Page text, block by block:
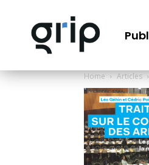
Home Articles